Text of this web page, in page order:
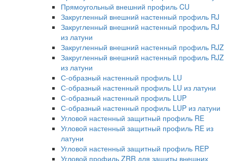
Прямоугольный внешний профиль CU
Закругленный внешний настенный профиль RJ
Закругленный внешний настенный профиль RJ
из латуни
Закругленный внешний настенный профиль RJZ
Закругленный внешний настенный профиль RJZ
из латуни
С-образный настенный профиль LU
С-образный настенный профиль LU из латуни
С-образный настенный профиль LUP
С-образный настенный профиль LUP из латуни
Угловой настенный защитный профиль RE
Угловой настенный защитный профиль RE из
латуни
Угловой настенный защитный профиль REP
Угловой профиль ZRR для защиты внешних